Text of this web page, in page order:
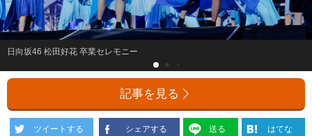
日向坂46 松田好花 卒業セレモニー
記事を見る
ツイートする シェアする 送る はてな